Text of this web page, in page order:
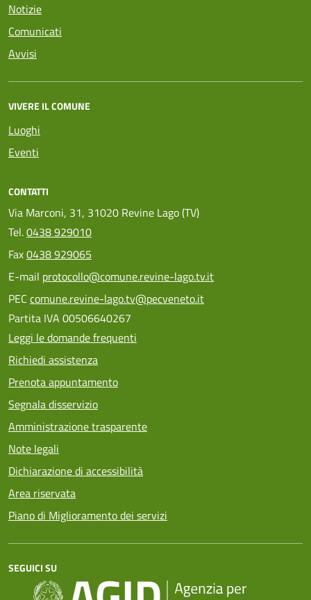
Notizie
Comunicati
Avvisi
VIVERE IL COMUNE
Luoghi
Eventi
CONTATTI
Via Marconi, 31, 31020 Revine Lago (TV)
Tel.0438 929010
Fax0438 929065
E-mail protocollo@comune.revine-lago.tv.it
PEC comune.revine-lago.tv@pecveneto.it
Partita IVA 00506640267
Leggi le domande frequenti
Richiedi assistenza
Prenota appuntamento
Segnala disservizio
Amministrazione trasparente
Note legali
Dichiarazione di accessibilità
Area riservata
Piano di Miglioramento dei servizi
SEGUICI SU